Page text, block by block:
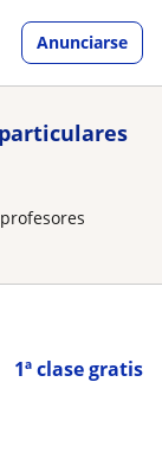
Anunciarse
1ª clase gratis